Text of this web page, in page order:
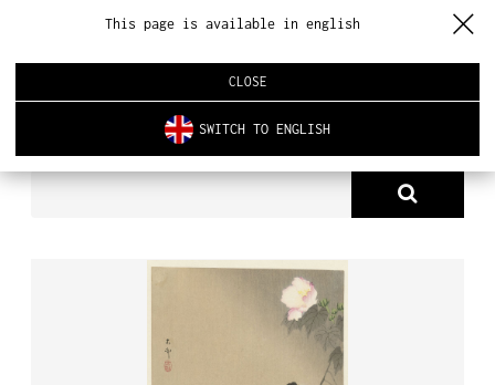
O NAS
NOWOŚCI
ARCHITEKTURA WNĘTRZ
TAPETA RP-P-2005-481
This page is available in english
CLOSE
SWITCH TO ENGLISH